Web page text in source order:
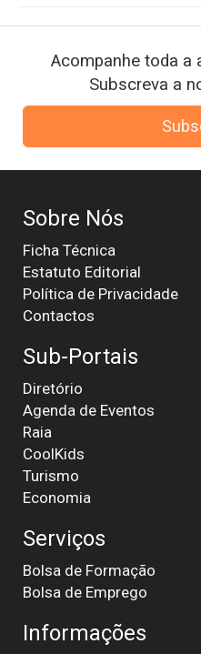
Acompanhe toda a
Subscreva a
Sobre Nós
Ficha Técnica
Estatuto Editorial
Política de Privacidade
Contactos
Sub-Portais
Diretório
Agenda de Eventos
Raia
CoolKids
Turismo
Economia
Serviços
Bolsa de Formação
Bolsa de Emprego
Informações